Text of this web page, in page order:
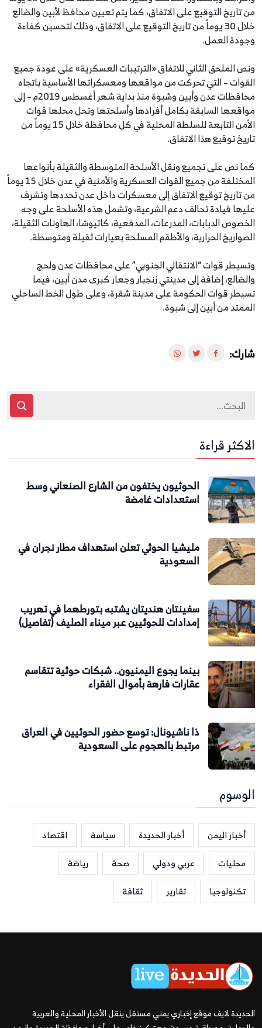
من تاريخ التوقيع على الاتفاق، كما يتم تعيين محافظ لأبين والضالع
خلال 30 يوماً من تاريخ التوقيع على الاتفاق، وذلك لتحسين كفاءة
وجودة العمل.
ونص الملحق الثاني للاتفاق «الترتيبات العسكرية» على عودة جميع
القوات – التي تحركت من مواقعها ومعسكراتها الأساسية باتجاه
محافظات عدن وأبين وشبوة منذ بداية شهر أغسطس 2019م – إلى
مواقعها السابقة بكامل أفرادها وأسلحتها وتحل محلها قوات
الأمن التابعة للسلطة المحلية في كل محافظة خلال 15 يوماً من
تاريخ توقيع هذا الاتفاق.
كما نص على تجميع ونقل الأسلحة المتوسطة والثقيلة بأنواعها
المختلفة من جميع القوات العسكرية والأمنية في عدن خلال 15 يوماً
من تاريخ توقيع الاتفاق إلى معسكرات داخل عدن تحددها وتشرف
عليها قيادة تحالف دعم الشرعية، وتشمل هذه الأسلحة على وجه
الخصوص الدبابات، المدرعات، المدفعية، كاتيوشا، الهاونات الثقيلة،
الصواريخ الحرارية، والأطقم المسلحة بعيارات ثقيلة ومتوسطة.
وتسيطر قوات “الانتقالي الجنوبي” على محافظات عدن ولحج
والضالع، إضافة إلى مدينتي زنجبار وجعار كبرى مدن أبين، فيما
تسيطر قوات الحكومة على مدينة شقرة، وعلى طول الخط الساحلي
الممتد من أبين إلى شبوة.
شارك:
الاكثر قراءة
الحوثيون يختفون من الشارع الصنعاني وسط
استعدادات غامضة
مليشيا الحوثي تعلن استهداف مطار نجران في
السعودية
سفينتان هنديتان يشتبه بتورطهما في تهريب
إمدادات للحوثيين عبر ميناء الصليف (تفاصيل)
بينما يجوع اليمنيون.. شبكات حوثية تتقاسم
عقارات فارهة بأموال الفقراء
ذا ناشيونال: توسع حضور الحوثيين في العراق
مرتبط بالهجوم على السعودية
الوسوم
أخبار اليمن أخبار الحديدة سياسة
اقتصاد
محليات
عربي ودولي صحة
رياضة
تكنولوجيا
تقارير ثقافة
الحديدة لايف موقع إخباري يمني مستقل ينقل الأخبار المحلية والعربية